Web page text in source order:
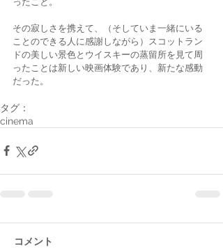
その寂しさを携えて、（そしていま一緒にいる
ことのできる人に感謝しながら）スコットラン
ドの美しい景色とウイスキーの蒸留所を見て周
ったことは新しい映画体験であり、新たな感動
だった。
タグ：
cinema
コメント